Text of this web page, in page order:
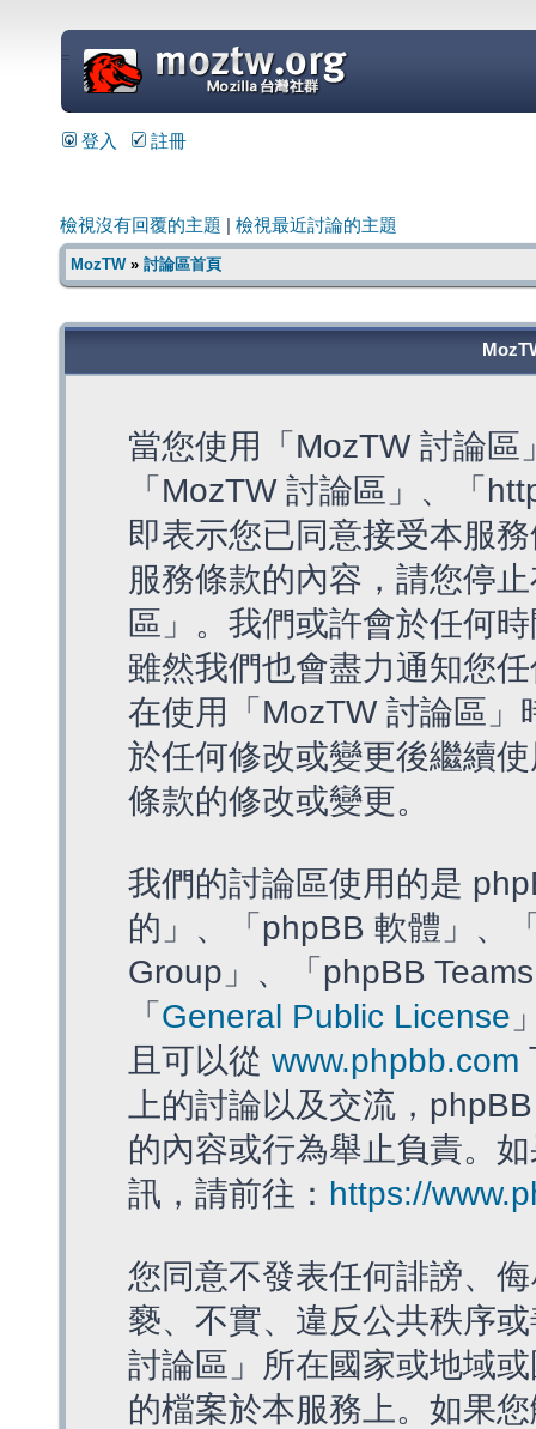
=
登入 註冊
檢視沒有回覆的主題 檢視最近討論的主題
MozTW» 討論區首頁
當您使用「MozTW 討論
「MozTW 討論區」、「
即表示您已同意接受本服
服務條款的內容，請您停
區」。我們或許會於任何
雖然我們也會盡力通知您
在使用「MozTW 討論區
於任何修改或變更後繼續
條款的修改或變更。
我們的討論區使用的是
的」、「phpBB 軟體」、
Group」、「phpBB
「 General Public License
且可以從 www.phpbb.com
上的討論以及交流，
的內容或行為舉止負責。
訊，請前往： https://
您同意不發表任何誹謗、
褻、不實、違反公共秩序
討論區」所在國家或地域
的檔案於本服務上。如果